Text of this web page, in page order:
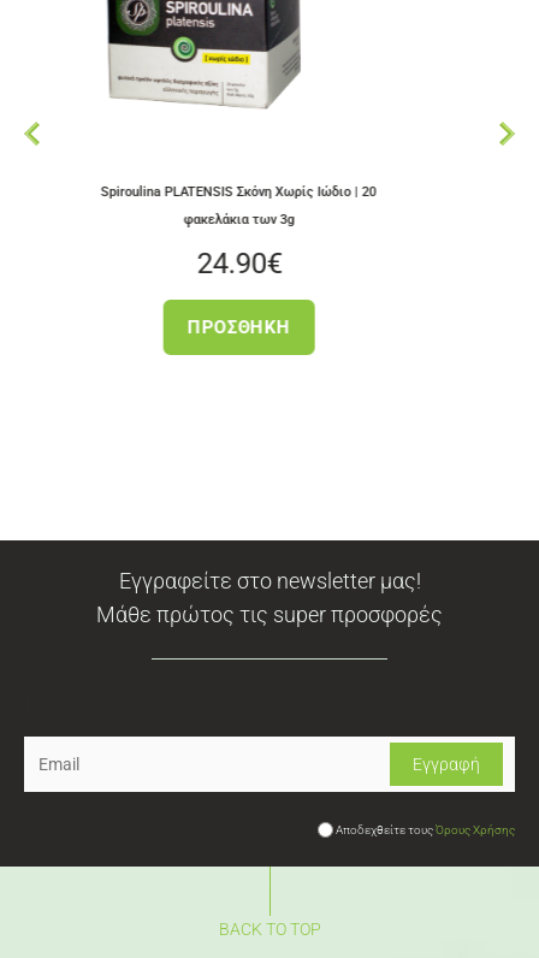
PLATENSIS Σκόνη Χωρίς Ιώδιο | 20
Αποξηραμένα
Εγγραφείτε στο newsletter μας!
Μάθε πρώτος τις super προσφορές
Αποδεχθείτε τουςΌρους Χρήσης
BACK TO TOP